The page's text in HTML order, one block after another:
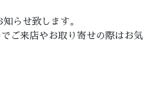
らせ致します。
ご来店やお取り寄せの際はお気